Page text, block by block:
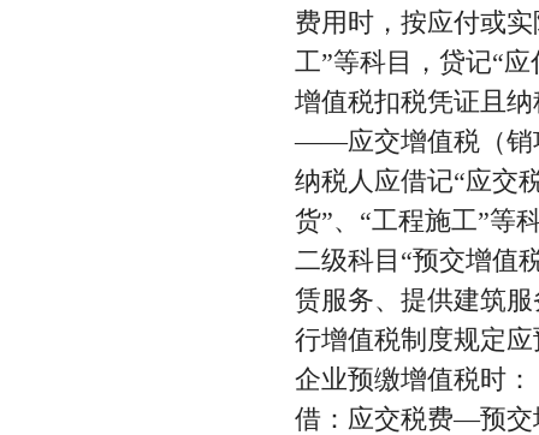
费用时，按应付或
工”等科目，贷记“
增值税扣税凭证且
——应交增值税（销
纳税人应借记“应交
货”、“工程施工”等
二级科目“预交增值
赁服务、提供建筑
行增值税制度规定
企业预缴增值税时：
借：应交税费—预交